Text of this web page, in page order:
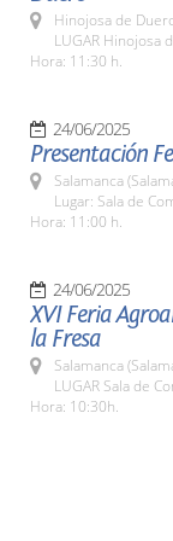
Hinojosa de
LUGAR Hinojosa
Hora: 11:30 h.
24/06/2025
Presentación
Salamanca
Lugar: Sala de
Hora: 11:00 h.
24/06/2025
XVI Feria
la Fresa
Salamanca
LUGAR Sala de
Hora: 10:30h.